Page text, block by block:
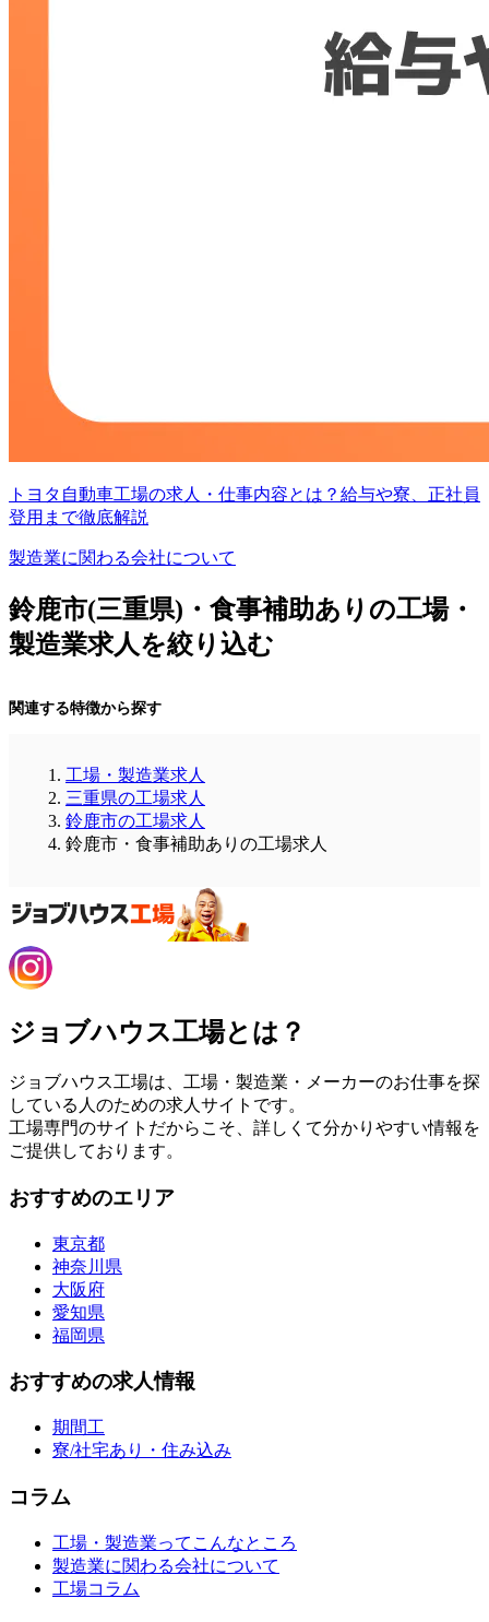
トヨタ自動車工場の求人・仕事内容とは？給与や寮、正社員
登用まで徹底解説
製造業に関わる会社について
鈴鹿市(三重県)・食事補助ありの工場・
製造業求人を絞り込む
関連する特徴から探す
工場・製造業求人
三重県の工場求人
鈴鹿市の工場求人
鈴鹿市・食事補助ありの工場求人
ジョブハウス工場とは？
ジョブハウス工場は、工場・製造業・メーカーのお仕事を探
している人のための求人サイトです。
工場専門のサイトだからこそ、詳しくて分かりやすい情報を
ご提供しております。
おすすめのエリア
東京都
神奈川県
大阪府
愛知県
福岡県
おすすめの求人情報
期間工
寮/社宅あり・住み込み
コラム
工場・製造業ってこんなところ
製造業に関わる会社について
工場コラム